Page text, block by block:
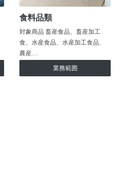
食料品類
対象商品 畜産食品、畜産加工
食、水産食品、水産加工食品、
農産…
業務範囲